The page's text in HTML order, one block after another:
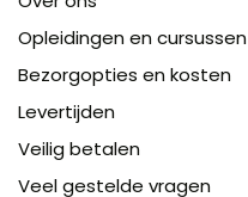
Opleidingen en cursussen
Bezorgopties en kosten
Levertijden
Veilig betalen
Veel gestelde vragen